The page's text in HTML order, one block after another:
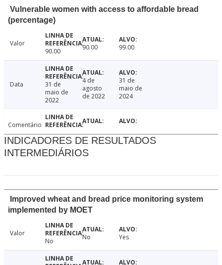
Vulnerable women with access to affordable bread
(percentage)
Valor
90.00
90.00 99.00
Data
31 de
maio de
2022
4 de
agosto
de 2022
31 de
maio de
2024
Comentário
INDICADORES DE RESULTADOS
INTERMEDIÁRIOS
Improved wheat and bread price monitoring system
implemented by MOET
Valor
No
No Yes